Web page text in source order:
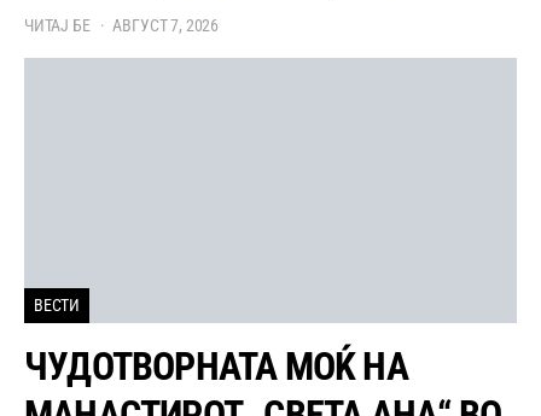
ЧИТАЈ БЕ АВГУСТ 7, 2026
ВЕСТИ
ЧУДОТВОРНАТА МОЌ НА